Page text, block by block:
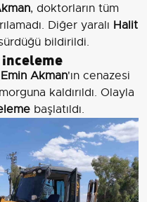
, doktorların tüm
Diğer yaralı Halit
bildirildi.
Akman'ın cenazesi
kaldırıldı. Olayla
başlatıldı.